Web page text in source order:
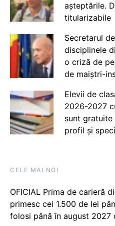
așteptările.
titularizabile
Secretarul
disciplinele
o criză de
de maiștri-
Elevii de
2026-2027
sunt
profil și
CELE MAI NOI
OFICIAL Prima de carieră
primesc cei 1.500 de lei
folosi până în august 2027